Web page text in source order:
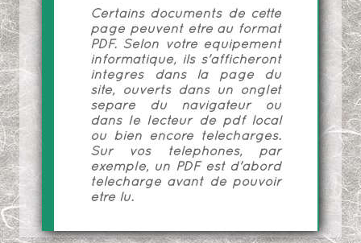
Certains documents de cette
page peuvent être au format
PDF. Selon votre équipement
informatique, ils s'afficheront
intégrés dans la page du
site, ouverts dans un onglet
séparé du navigateur ou
dans le lecteur de pdf local
ou bien encore téléchargés.
Sur vos téléphones, par
exemple, un PDF est d'abord
téléchargé avant de pouvoir
être lu.